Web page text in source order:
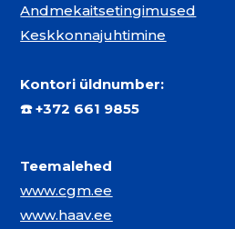
Andmekaitsetingimused
Keskkonnajuhtimine
Kontori üldnumber:
☎️+372 661 9855
Teemalehed
www.cgm.ee
www.haav.ee